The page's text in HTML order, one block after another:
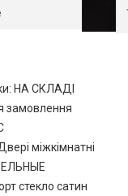
НА СКЛАДІ
замовлення
міжкімнатні
стекло сатин